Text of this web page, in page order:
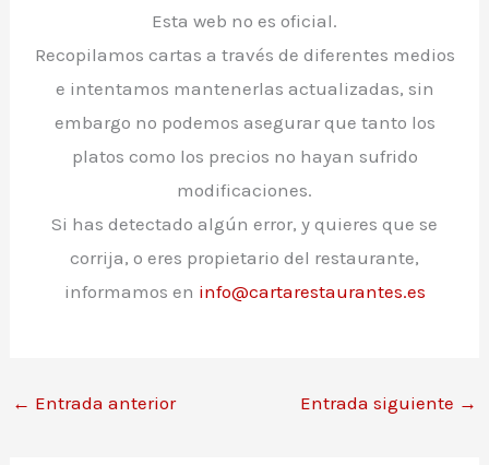
Esta web no es oficial.
Recopilamos cartas a través de diferentes medios
e intentamos mantenerlas actualizadas, sin
embargo no podemos asegurar que tanto los
platos como los precios no hayan sufrido
modificaciones.
Si has detectado algún error, y quieres que se
corrija, o eres propietario del restaurante,
informamos en info@cartarestaurantes.es
← Entrada anterior Entrada siguiente →